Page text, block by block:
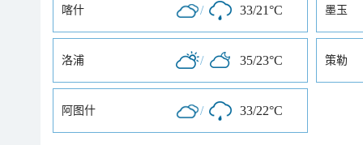
喀什 / 33/21°C 墨玉
洛浦 / 35/23°C 策勒
阿图什 / 33/22°C